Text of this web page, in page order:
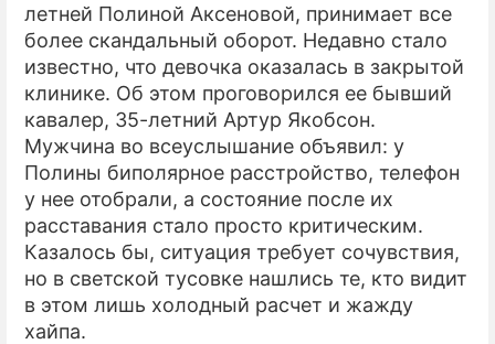
летней Полиной Аксеновой, принимает все
более скандальный оборот. Недавно стало
известно, что девочка оказалась в закрытой
клинике. Об этом проговорился ее бывший
кавалер, 35-летний Артур Якобсон.
Мужчина во всеуслышание объявил: у
Полины биполярное расстройство, телефон
у нее отобрали, а состояние после их
расставания стало просто критическим.
Казалось бы, ситуация требует сочувствия,
но в светской тусовке нашлись те, кто видит
в этом лишь холодный расчет и жажду
хайпа.